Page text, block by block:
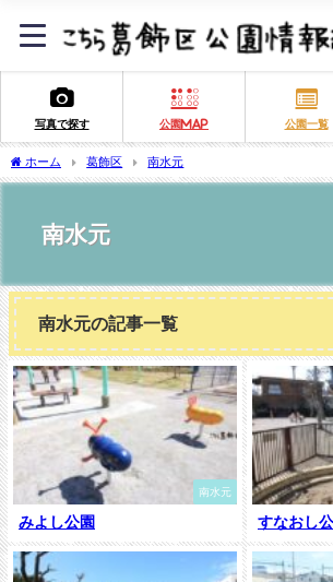
写真で探す 公園MAP 公園一覧
ホーム 葛飾区 南水元
南水元
南水元の記事一覧
南水元
みよし公園 すなおし